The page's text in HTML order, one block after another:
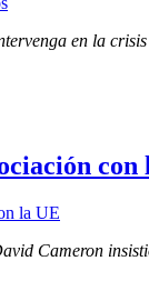
en la
con
Cameron